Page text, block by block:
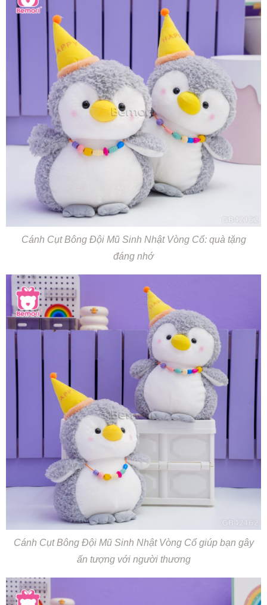
Cánh Cụt Bông Đội Mũ Sinh Nhật Vòng Cổ: quà tặng
đáng nhớ
Cánh Cụt Bông Đội Mũ Sinh Nhật Vòng Cổ giúp bạn gây
ấn tượng với người thương